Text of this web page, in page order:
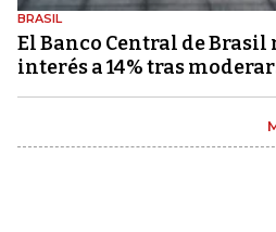
BRASIL
El Banco Central de Brasil
interés a 14% tras